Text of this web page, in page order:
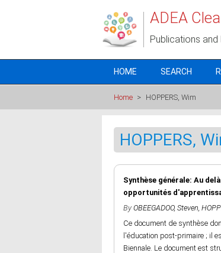
ADEA
Publications
HOME SEARCH
Home > HOPPERS, Wim
HOPPERS,
Synthèse générale: Au
opportunités
By OBEEGADOO, Steven,
Ce document de synthèse
l'éducation post-primaire ; il
Biennale. Le document est